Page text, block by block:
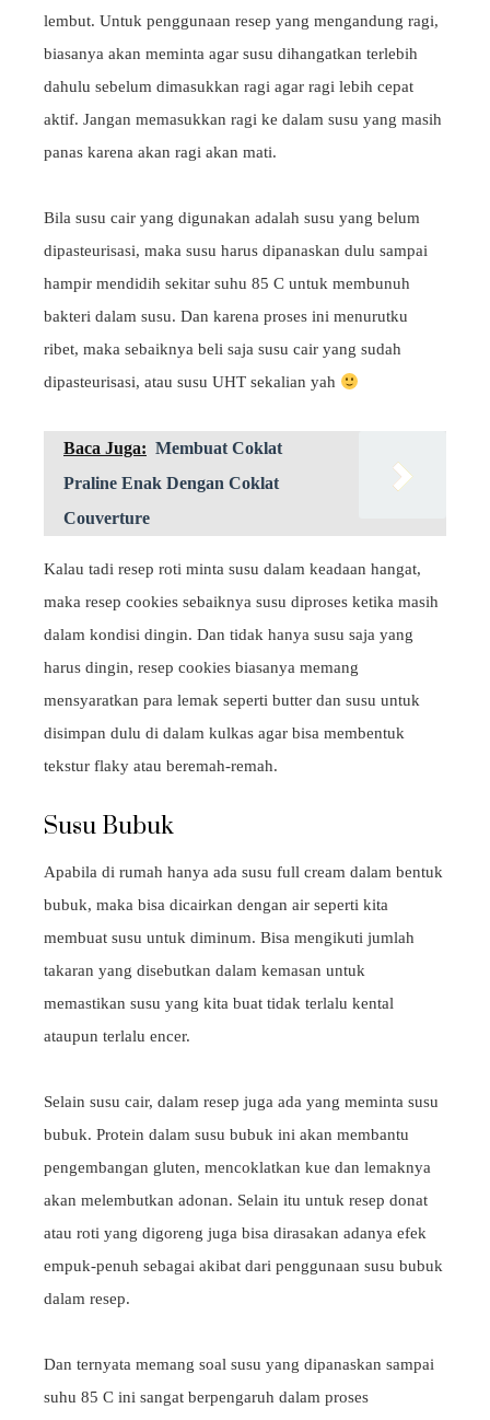
lembut. Untuk penggunaan resep yang mengandung ragi,
biasanya akan meminta agar susu dihangatkan terlebih
dahulu sebelum dimasukkan ragi agar ragi lebih cepat
aktif. Jangan memasukkan ragi ke dalam susu yang masih
panas karena akan ragi akan mati.
Bila susu cair yang digunakan adalah susu yang belum
dipasteurisasi, maka susu harus dipanaskan dulu sampai
hampir mendidih sekitar suhu 85 C untuk membunuh
bakteri dalam susu. Dan karena proses ini menurutku
ribet, maka sebaiknya beli saja susu cair yang sudah
dipasteurisasi, atau susu UHT sekalian yah
Baca Juga: Membuat Coklat
Praline Enak Dengan Coklat
Couverture
Kalau tadi resep roti minta susu dalam keadaan hangat,
maka resep cookies sebaiknya susu diproses ketika masih
dalam kondisi dingin. Dan tidak hanya susu saja yang
harus dingin, resep cookies biasanya memang
mensyaratkan para lemak seperti butter dan susu untuk
disimpan dulu di dalam kulkas agar bisa membentuk
tekstur flaky atau beremah-remah.
Susu Bubuk
Apabila di rumah hanya ada susu full cream dalam bentuk
bubuk, maka bisa dicairkan dengan air seperti kita
membuat susu untuk diminum. Bisa mengikuti jumlah
takaran yang disebutkan dalam kemasan untuk
memastikan susu yang kita buat tidak terlalu kental
ataupun terlalu encer.
Selain susu cair, dalam resep juga ada yang meminta susu
bubuk. Protein dalam susu bubuk ini akan membantu
pengembangan gluten, mencoklatkan kue dan lemaknya
akan melembutkan adonan. Selain itu untuk resep donat
atau roti yang digoreng juga bisa dirasakan adanya efek
empuk-penuh sebagai akibat dari penggunaan susu bubuk
dalam resep.
Dan ternyata memang soal susu yang dipanaskan sampai
suhu 85 C ini sangat berpengaruh dalam proses